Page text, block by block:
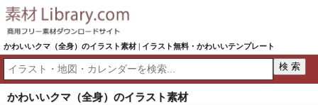
かわいいクマ（全身）のイラスト素材 | イラスト無料・かわいいテンプレート
かわいいクマ（全身）のイラスト素材